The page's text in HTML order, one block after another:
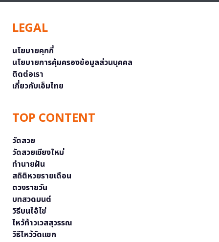
LEGAL
นโยบายคุกกี้
นโยบายการคุ้มครองข้อมูลส่วนบุคคล
ติดต่อเรา
เกี่ยวกับเอ็มไทย
TOP CONTENT
วัดสวย
วัดสวยเชียงใหม่
ทำนายฝัน
สถิติหวยรายเดือน
ดวงรายวัน
บทสวดมนต์
วิธีบนไอ้ไข่
ไหว้ท้าวเวสสุวรรณ
วิธีไหว้วัดแขก